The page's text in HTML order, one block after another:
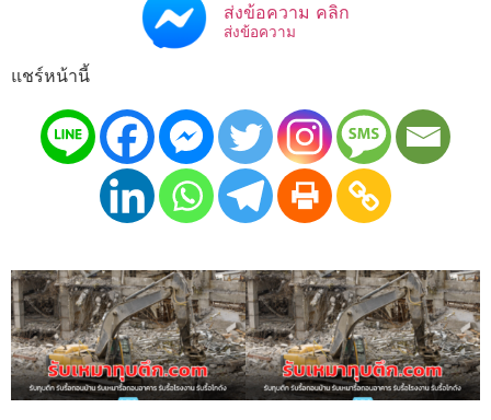
ส่งข้อความ คลิก
ส่งข้อความ
แชร์หน้านี้